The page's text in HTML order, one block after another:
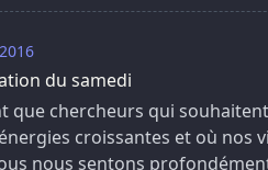
du samedi
que chercheurs qui
croissantes et où nos
nous sentons